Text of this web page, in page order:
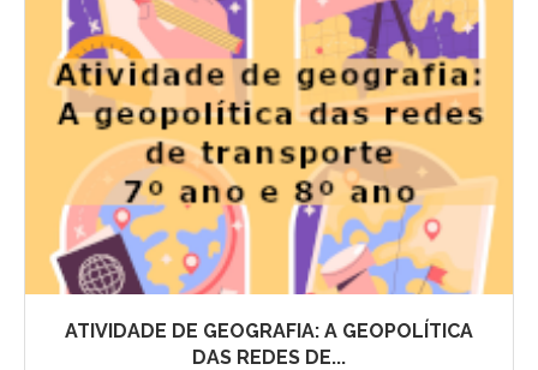
ATIVIDADE DE GEOGRAFIA: A GEOPOLÍTICA
DAS REDES DE...